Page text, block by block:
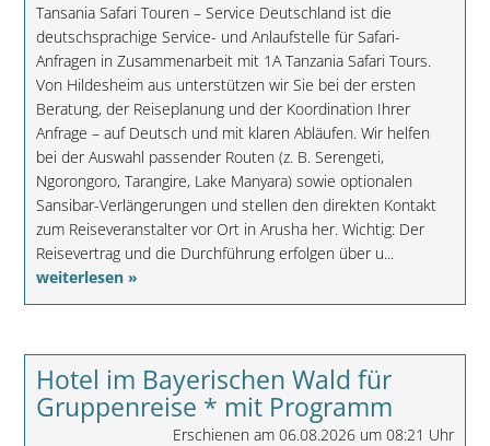
Tansania Safari Touren – Service Deutschland ist die
deutschsprachige Service- und Anlaufstelle für Safari-
Anfragen in Zusammenarbeit mit 1A Tanzania Safari Tours.
Von Hildesheim aus unterstützen wir Sie bei der ersten
Beratung, der Reiseplanung und der Koordination Ihrer
Anfrage – auf Deutsch und mit klaren Abläufen. Wir helfen
bei der Auswahl passender Routen (z. B. Serengeti,
Ngorongoro, Tarangire, Lake Manyara) sowie optionalen
Sansibar-Verlängerungen und stellen den direkten Kontakt
zum Reiseveranstalter vor Ort in Arusha her. Wichtig: Der
Reisevertrag und die Durchführung erfolgen über u...
weiterlesen »
Hotel im Bayerischen Wald für
Gruppenreise * mit Programm
Erschienen am 06.08.2026 um 08:21 Uhr